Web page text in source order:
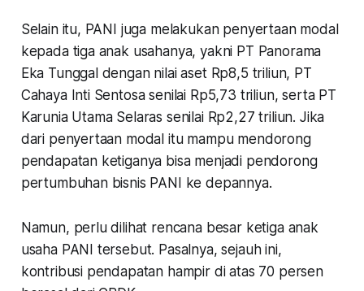
Selain itu, PANI juga melakukan penyertaan modal
kepada tiga anak usahanya, yakni PT Panorama
Eka Tunggal dengan nilai aset Rp8,5 triliun, PT
Cahaya Inti Sentosa senilai Rp5,73 triliun, serta PT
Karunia Utama Selaras senilai Rp2,27 triliun. Jika
dari penyertaan modal itu mampu mendorong
pendapatan ketiganya bisa menjadi pendorong
pertumbuhan bisnis PANI ke depannya.
Namun, perlu dilihat rencana besar ketiga anak
usaha PANI tersebut. Pasalnya, sejauh ini,
kontribusi pendapatan hampir di atas 70 persen